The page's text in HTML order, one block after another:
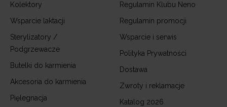
Kolektory
Wsparcie laktacji
Sterylizatory /
Podgrzewacze
Butelki do karmienia
Akcesoria do karmienia
Pięlegnacja
Regulamin Klubu Neno
Regulamin promocji
Wsparcie i serwis
Polityka Prywatności
Dostawa
Zwroty i reklamacje
Katalog 2026